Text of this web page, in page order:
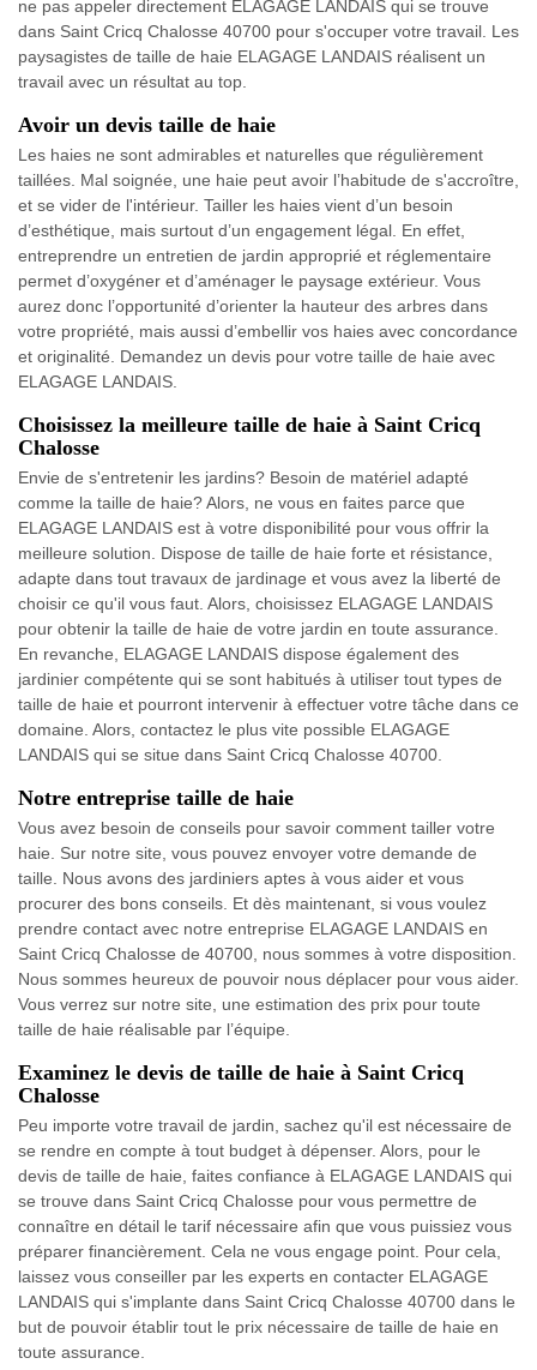
ne pas appeler directement ELAGAGE LANDAIS qui se trouve
dans Saint Cricq Chalosse 40700 pour s'occuper votre travail. Les
paysagistes de taille de haie ELAGAGE LANDAIS réalisent un
travail avec un résultat au top.
Avoir un devis taille de haie
Les haies ne sont admirables et naturelles que régulièrement
taillées. Mal soignée, une haie peut avoir l’habitude de s'accroître,
et se vider de l'intérieur. Tailler les haies vient d’un besoin
d’esthétique, mais surtout d’un engagement légal. En effet,
entreprendre un entretien de jardin approprié et réglementaire
permet d’oxygéner et d’aménager le paysage extérieur. Vous
aurez donc l’opportunité d’orienter la hauteur des arbres dans
votre propriété, mais aussi d’embellir vos haies avec concordance
et originalité. Demandez un devis pour votre taille de haie avec
ELAGAGE LANDAIS.
Choisissez la meilleure taille de haie à Saint Cricq
Chalosse
Envie de s'entretenir les jardins? Besoin de matériel adapté
comme la taille de haie? Alors, ne vous en faites parce que
ELAGAGE LANDAIS est à votre disponibilité pour vous offrir la
meilleure solution. Dispose de taille de haie forte et résistance,
adapte dans tout travaux de jardinage et vous avez la liberté de
choisir ce qu'il vous faut. Alors, choisissez ELAGAGE LANDAIS
pour obtenir la taille de haie de votre jardin en toute assurance.
En revanche, ELAGAGE LANDAIS dispose également des
jardinier compétente qui se sont habitués à utiliser tout types de
taille de haie et pourront intervenir à effectuer votre tâche dans ce
domaine. Alors, contactez le plus vite possible ELAGAGE
LANDAIS qui se situe dans Saint Cricq Chalosse 40700.
Notre entreprise taille de haie
Vous avez besoin de conseils pour savoir comment tailler votre
haie. Sur notre site, vous pouvez envoyer votre demande de
taille. Nous avons des jardiniers aptes à vous aider et vous
procurer des bons conseils. Et dès maintenant, si vous voulez
prendre contact avec notre entreprise ELAGAGE LANDAIS en
Saint Cricq Chalosse de 40700, nous sommes à votre disposition.
Nous sommes heureux de pouvoir nous déplacer pour vous aider.
Vous verrez sur notre site, une estimation des prix pour toute
taille de haie réalisable par l’équipe.
Examinez le devis de taille de haie à Saint Cricq
Chalosse
Peu importe votre travail de jardin, sachez qu'il est nécessaire de
se rendre en compte à tout budget à dépenser. Alors, pour le
devis de taille de haie, faites confiance à ELAGAGE LANDAIS qui
se trouve dans Saint Cricq Chalosse pour vous permettre de
connaître en détail le tarif nécessaire afin que vous puissiez vous
préparer financièrement. Cela ne vous engage point. Pour cela,
laissez vous conseiller par les experts en contacter ELAGAGE
LANDAIS qui s'implante dans Saint Cricq Chalosse 40700 dans le
but de pouvoir établir tout le prix nécessaire de taille de haie en
toute assurance.